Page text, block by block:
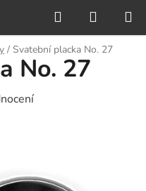
Hledat
KOŠÍK
/ Svatební placka No. 27
No. 27